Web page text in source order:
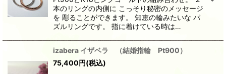
本のリングの内側に こっそり秘密のメッセージ
を 彫ることができます。 知恵の輪みたいな パ
ズルリングです。 指に着けている時は…
izabera イザベラ （結婚指輪 Pt900）
75,400円(税込)